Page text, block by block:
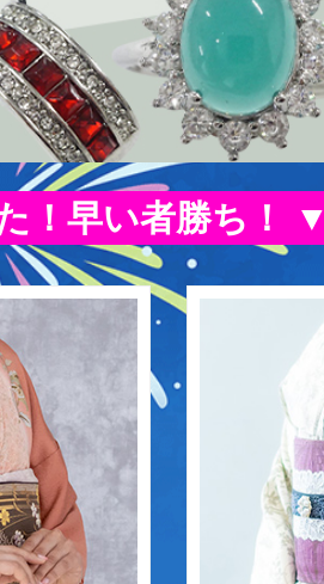
！早い者勝ち！ ▼